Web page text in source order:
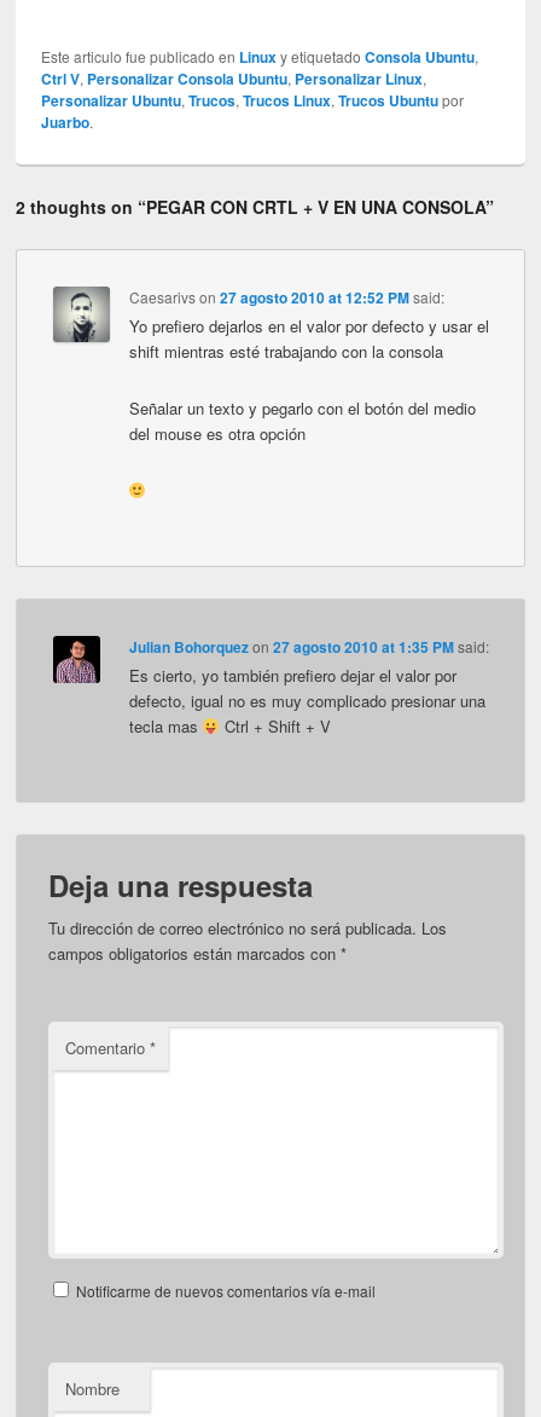
Este articulo fue publicado en Linuxy etiquetadoConsola Ubuntu,
Ctrl V, Personalizar Consola Ubuntu, Personalizar Linux,
Personalizar Ubuntu,Trucos,Trucos Linux,Trucos Ubuntupor
Juarbo.
2 thoughts on “PEGAR CON CRTL + V EN UNA CONSOLA”
Caesarivson 27 agosto 2010 at 12:52 PM said:
Yo prefiero dejarlos en el valor por defecto y usar el
shift mientras esté trabajando con la consola
Señalar un texto y pegarlo con el botón del medio
del mouse es otra opción
Julian Bohorquezon 27 agosto 2010 at 1:35 PM said:
Es cierto, yo también prefiero dejar el valor por
defecto, igual no es muy complicado presionar una
tecla mas
Ctrl + Shift + V
Deja una respuesta
Tu dirección de correo electrónico no será publicada. Los
campos obligatorios están marcados con*
Comentario*
Notificarme de nuevos comentarios vía e-mail
Nombre